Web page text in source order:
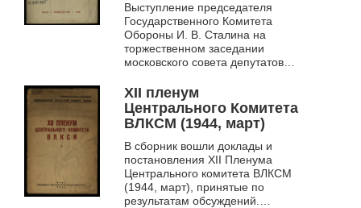
Выступление председателя
Государственного Комитета
Обороны И. В. Сталина на
торжественном заседании
московского совета депутатов
годовщины Великой
Октябрьской революции 6
ноябр...
XII пленум
Центрального Комитета
ВЛКСМ (1944, март)
В сборник вошли доклады и
постановления XII Пленума
Центрального комитета ВЛКСМ
(1944, март), принятые по
результатам обсуждений.